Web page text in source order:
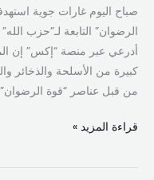
صباح اليوم غارات جوية
الرضوان” التابعة لـ”حزب
أدرعي عبر منصة “إكس” إن
كبيرة من الأسلحة والذخائر
من قبل عناصر “قوة الرضوان”
قراءة المزيد »